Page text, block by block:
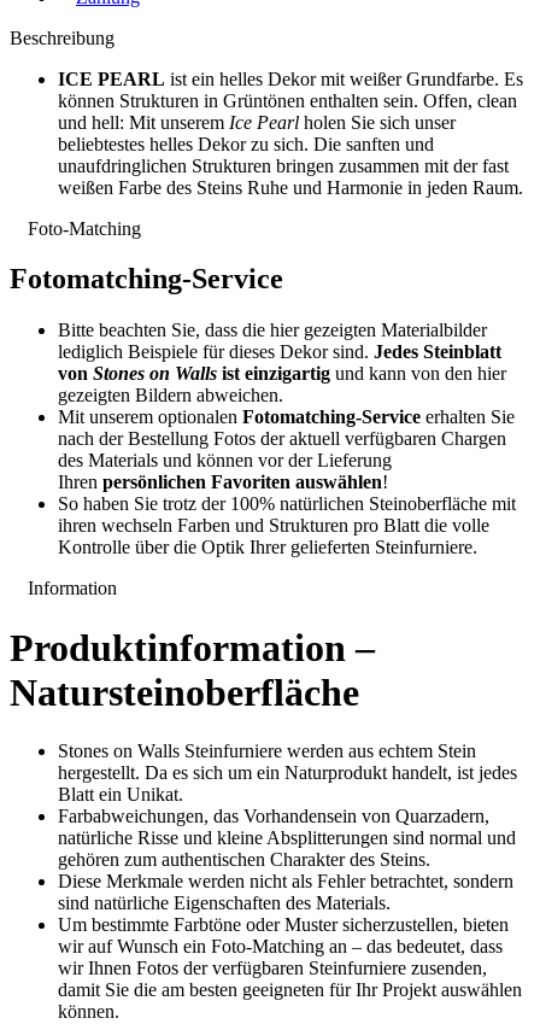
Beschreibung
ICE PEARL ist ein helles Dekor mit weißer Grundfarbe. Es
können Strukturen in Grüntönen enthalten sein. Offen, clean
und hell: Mit unserem Ice Pearl holen Sie sich unser
beliebtestes helles Dekor zu sich. Die sanften und
unaufdringlichen Strukturen bringen zusammen mit der fast
weißen Farbe des Steins Ruhe und Harmonie in jeden Raum.
Foto-Matching
Fotomatching-Service
Bitte beachten Sie, dass die hier gezeigten Materialbilder
lediglich Beispiele für dieses Dekor sind. Jedes Steinblatt
von Stones on Walls ist einzigartig und kann von den hier
gezeigten Bildern abweichen.
Mit unserem optionalen Fotomatching-Service erhalten Sie
nach der Bestellung Fotos der aktuell verfügbaren Chargen
des Materials und können vor der Lieferung
Ihren persönlichen Favoriten auswählen!
So haben Sie trotz der 100% natürlichen Steinoberfläche mit
ihren wechseln Farben und Strukturen pro Blatt die volle
Kontrolle über die Optik Ihrer gelieferten Steinfurniere.
Information
Produktinformation –
Natursteinoberfläche
Stones on Walls Steinfurniere werden aus echtem Stein
hergestellt. Da es sich um ein Naturprodukt handelt, ist jedes
Blatt ein Unikat.
Farbabweichungen, das Vorhandensein von Quarzadern,
natürliche Risse und kleine Absplitterungen sind normal und
gehören zum authentischen Charakter des Steins.
Diese Merkmale werden nicht als Fehler betrachtet, sondern
sind natürliche Eigenschaften des Materials.
Um bestimmte Farbtöne oder Muster sicherzustellen, bieten
wir auf Wunsch ein Foto-Matching an – das bedeutet, dass
wir Ihnen Fotos der verfügbaren Steinfurniere zusenden,
damit Sie die am besten geeigneten für Ihr Projekt auswählen
können.